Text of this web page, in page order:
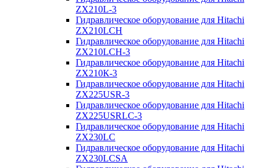
ZX210L-3
Гидравлическое оборудование для Hitachi
ZX210LCH
Гидравлическое оборудование для Hitachi
ZX210LCH-3
Гидравлическое оборудование для Hitachi
ZX210К-3
Гидравлическое оборудование для Hitachi
ZX225USR-3
Гидравлическое оборудование для Hitachi
ZX225USRLC-3
Гидравлическое оборудование для Hitachi
ZX230LC
Гидравлическое оборудование для Hitachi
ZX230LCSA